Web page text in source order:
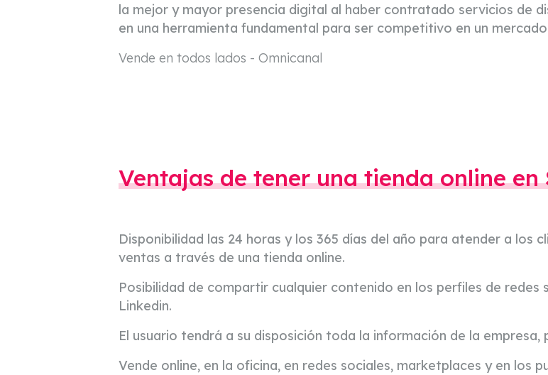
la mejor y mayor presencia digital al haber contratado servicios de
en una herramienta fundamental para ser competitivo en un
Vende en todos lados - Omnicanal
Ventajas de tener una tienda online en
Disponibilidad las 24 horas y los 365 días del año para atender a los
ventas a través de una tienda online.
Posibilidad de compartir cualquier contenido en los perfiles de
Linkedin.
El usuario tendrá a su disposición toda la información de la
Vende online, en la oficina, en redes sociales, marketplaces y en los